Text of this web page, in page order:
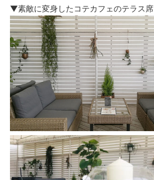
▼素敵に変身したコテカフェのテラス席